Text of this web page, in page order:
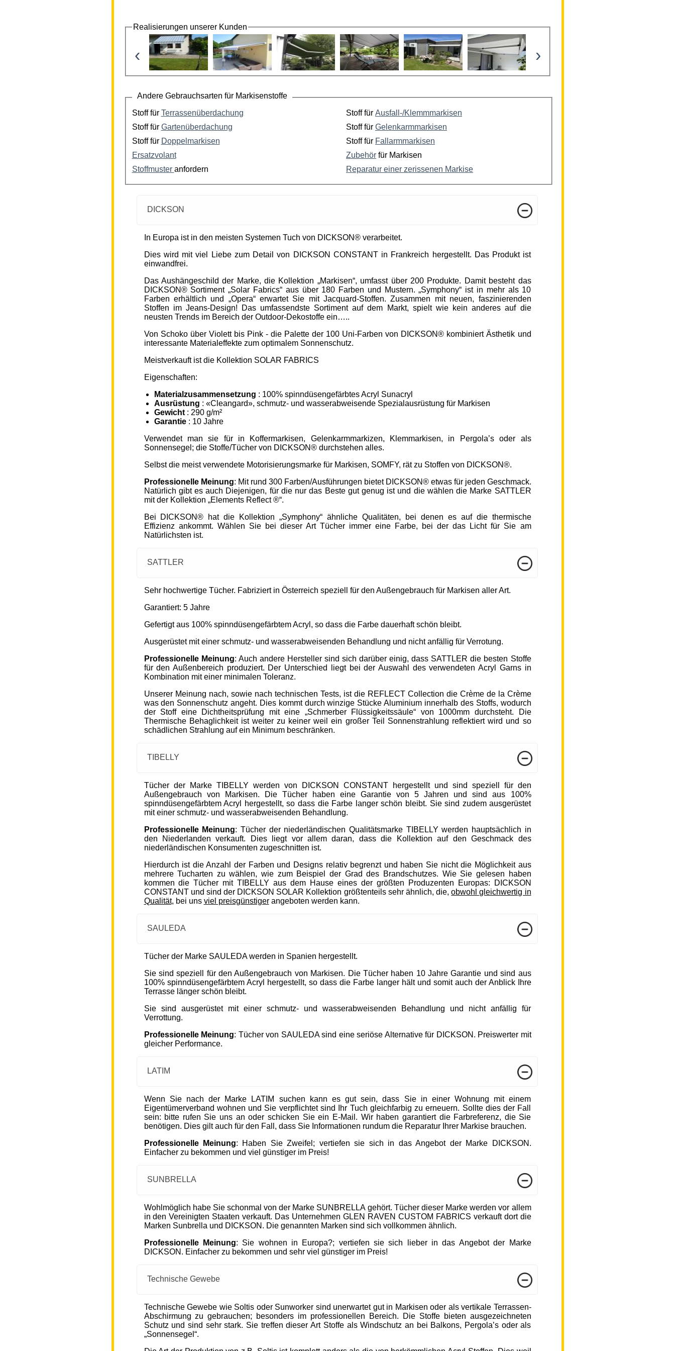
Realisierungen unserer Kunden
‹ ›
Andere Gebrauchsarten für Markisenstoffe
Stoff für Terrassenüberdachung Stoff für Ausfall-/Klemmmarkisen
Stoff für Gartenüberdachung Stoff für Gelenkarmmarkisen
Stoff für Doppelmarkisen Stoff für Fallarmmarkisen
Ersatzvolant
Zubehör für Markisen
Stoffmuster anfordern Reparatur einer zerissenen Markise
DICKSON
In Europa ist in den meisten Systemen Tuch von DICKSON® verarbeitet.
Dies wird mit viel Liebe zum Detail von DICKSON CONSTANT in Frankreich hergestellt. Das Produkt ist
einwandfrei.
Das Aushängeschild der Marke, die Kollektion „Markisen“, umfasst über 200 Produkte. Damit besteht das
DICKSON® Sortiment „Solar Fabrics“ aus über 180 Farben und Mustern. „Symphony“ ist in mehr als 10
Farben erhältlich und „Opera“ erwartet Sie mit Jacquard-Stoffen. Zusammen mit neuen, faszinierenden
Stoffen im Jeans-Design! Das umfassendste Sortiment auf dem Markt, spielt wie kein anderes auf die
neusten Trends im Bereich der Outdoor-Dekostoffe ein…..
Von Schoko über Violett bis Pink - die Palette der 100 Uni-Farben von DICKSON® kombiniert Ästhetik und
interessante Materialeffekte zum optimalem Sonnenschutz.
Meistverkauft ist die Kollektion SOLAR FABRICS
Eigenschaften:
Materialzusammensetzung : 100% spinndüsengefärbtes Acryl Sunacryl
Ausrüstung : «Cleangard», schmutz- und wasserabweisende Spezialausrüstung für Markisen
Gewicht: 290 g/m²
Garantie: 10 Jahre
Verwendet man sie für in Koffermarkisen, Gelenkarmmarkizen, Klemmarkisen, in Pergola’s oder als
Sonnensegel; die Stoffe/Tücher von DICKSON® durchstehen alles.
Selbst die meist verwendete Motorisierungsmarke für Markisen, SOMFY, rät zu Stoffen von DICKSON®.
Professionelle Meinung: Mit rund 300 Farben/Ausführungen bietet DICKSON® etwas für jeden Geschmack.
Natürlich gibt es auch Diejenigen, für die nur das Beste gut genug ist und die wählen die Marke SATTLER
mit der Kollektion „Elements Reflect ®“.
Bei DICKSON® hat die Kollektion „Symphony“ ähnliche Qualitäten, bei denen es auf die thermische
Effizienz ankommt. Wählen Sie bei dieser Art Tücher immer eine Farbe, bei der das Licht für Sie am
Natürlichsten ist.
SATTLER
Sehr hochwertige Tücher. Fabriziert in Österreich speziell für den Außengebrauch für Markisen aller Art.
Garantiert: 5 Jahre
Gefertigt aus 100% spinndüsengefärbtem Acryl, so dass die Farbe dauerhaft schön bleibt.
Ausgerüstet mit einer schmutz- und wasserabweisenden Behandlung und nicht anfällig für Verrotung.
Professionelle Meinung: Auch andere Hersteller sind sich darüber einig, dass SATTLER die besten Stoffe
für den Außenbereich produziert. Der Unterschied liegt bei der Auswahl des verwendeten Acryl Garns in
Kombination mit einer minimalen Toleranz.
Unserer Meinung nach, sowie nach technischen Tests, ist die REFLECT Collection die Crème de la Crème
was den Sonnenschutz angeht. Dies kommt durch winzige Stücke Aluminium innerhalb des Stoffs, wodurch
der Stoff eine Dichtheitsprüfung mit eine „Schmerber Flüssigkeitssäule“ von 1000mm durchsteht. Die
Thermische Behaglichkeit ist weiter zu keiner weil ein großer Teil Sonnenstrahlung reflektiert wird und so
schädlichen Strahlung auf ein Minimum beschränken.
TIBELLY
Tücher der Marke TIBELLY werden von DICKSON CONSTANT hergestellt und sind speziell für den
Außengebrauch von Markisen. Die Tücher haben eine Garantie von 5 Jahren und sind aus 100%
spinndüsengefärbtem Acryl hergestellt, so dass die Farbe langer schön bleibt. Sie sind zudem ausgerüstet
mit einer schmutz- und wasserabweisenden Behandlung.
Professionelle Meinung: Tücher der niederländischen Qualitätsmarke TIBELLY werden hauptsächlich in
den Niederlanden verkauft. Dies liegt vor allem daran, dass die Kollektion auf den Geschmack des
niederländischen Konsumenten zugeschnitten ist.
Hierdurch ist die Anzahl der Farben und Designs relativ begrenzt und haben Sie nicht die Möglichkeit aus
mehrere Tucharten zu wählen, wie zum Beispiel der Grad des Brandschutzes. Wie Sie gelesen haben
kommen die Tücher mit TIBELLY aus dem Hause eines der größten Produzenten Europas: DICKSON
CONSTANT und sind der DICKSON SOLAR Kollektion größtenteils sehr ähnlich, die,obwohl gleichwertig in
Qualität, bei uns viel preisgünstigerangeboten werden kann.
SAULEDA
Tücher der Marke SAULEDA werden in Spanien hergestellt.
Sie sind speziell für den Außengebrauch von Markisen. Die Tücher haben 10 Jahre Garantie und sind aus
100% spinndüsengefärbtem Acryl hergestellt, so dass die Farbe langer hält und somit auch der Anblick Ihre
Terrasse länger schön bleibt.
Sie sind ausgerüstet mit einer schmutz- und wasserabweisenden Behandlung und nicht anfällig für
Verrottung.
Professionelle Meinung: Tücher von SAULEDA sind eine seriöse Alternative für DICKSON. Preiswerter mit
gleicher Performance.
LATIM
Wenn Sie nach der Marke LATIM suchen kann es gut sein, dass Sie in einer Wohnung mit einem
Eigentümerverband wohnen und Sie verpflichtet sind Ihr Tuch gleichfarbig zu erneuern. Sollte dies der Fall
sein: bitte rufen Sie uns an oder schicken Sie ein E-Mail. Wir haben garantiert die Farbreferenz, die Sie
benötigen. Dies gilt auch für den Fall, dass Sie Informationen rundum die Reparatur Ihrer Markise brauchen.
Professionelle Meinung: Haben Sie Zweifel; vertiefen sie sich in das Angebot der Marke DICKSON.
Einfacher zu bekommen und viel günstiger im Preis!
SUNBRELLA
Wohlmöglich habe Sie schonmal von der Marke SUNBRELLA gehört. Tücher dieser Marke werden vor allem
in den Vereinigten Staaten verkauft. Das Unternehmen GLEN RAVEN CUSTOM FABRICS verkauft dort die
Marken Sunbrella und DICKSON. Die genannten Marken sind sich vollkommen ähnlich.
Professionelle Meinung: Sie wohnen in Europa?; vertiefen sie sich lieber in das Angebot der Marke
DICKSON. Einfacher zu bekommen und sehr viel günstiger im Preis!
Technische Gewebe
Technische Gewebe wie Soltis oder Sunworker sind unerwartet gut in Markisen oder als vertikale Terrassen-
Abschirmung zu gebrauchen; besonders im professionellen Bereich. Die Stoffe bieten ausgezeichneten
Schutz und sind sehr stark. Sie treffen dieser Art Stoffe als Windschutz an bei Balkons, Pergola’s oder als
„Sonnensegel“.